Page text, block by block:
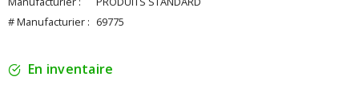
# Manufacturier : 69775
En inventaire